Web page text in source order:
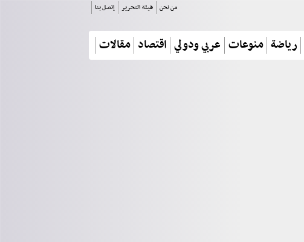
من نحن هيئة التحرير إتصل بنا
رياضة منوعات عربي ودولي اقتصاد مقالات